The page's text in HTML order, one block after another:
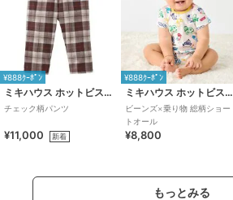
¥888ｸｰﾎﾟﾝ
ミキハウス ホットビスケッツ
チェック柄パンツ
¥11,000 新着
¥888ｸｰﾎﾟﾝ
ミキハウス ホットビスケッツ
ビーンズ×乗り物 総柄ショー
トオール
¥8,800
もっとみる